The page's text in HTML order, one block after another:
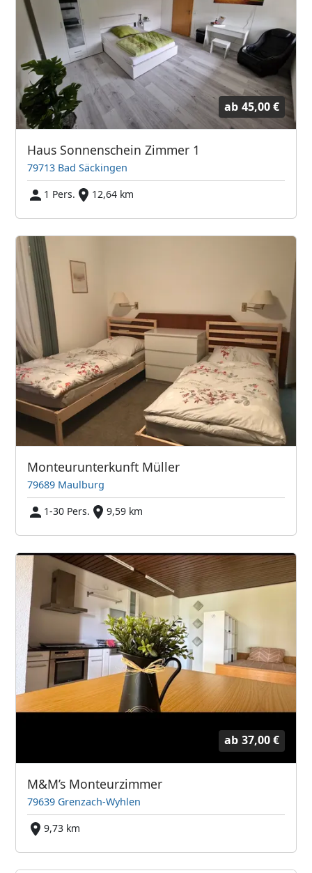
ab 45,00 €
Haus Sonnenschein Zimmer 1
79713 Bad Säckingen
1 Pers.
12,64 km
Monteurunterkunft Müller
79689 Maulburg
1-30 Pers.
9,59 km
ab 37,00 €
M&M’s Monteurzimmer
79639 Grenzach-Wyhlen
9,73 km